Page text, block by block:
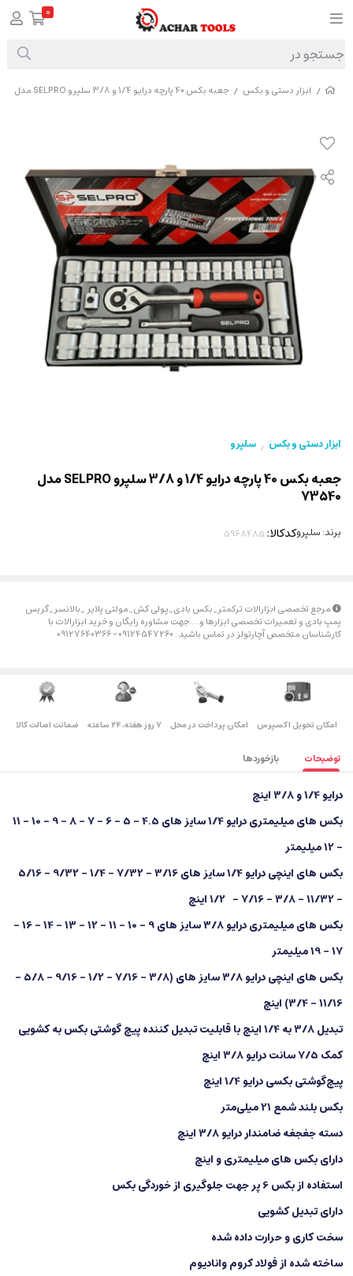
/ ابزار دستی و بکس / جعبه بکس 40 پارچه درایو 1/4 و 3/8 سلپرو SELPRO مدل 73540
ابزار دستی و بکس / سلپرو
جعبه بکس 40 پارچه درایو 1/4 و 3/8 سلپرو SELPRO مدل
73540
برند:سلپروکدکالا:
مرجع تخصصی ابزارالات ترکمتر_بکس بادی_پولی کش_مولتی پلایر _بالانسر_گریس
پمپ بادی و تعمیرات تخصصی ابزارها و….جهت مشاوره رایگان و خرید ابزارالات با
کارشناسان متخصص آچارتولز در تماس باشید . 09124547260 – 09127640366
اﻣﮑﺎن ﺗﺤﻮﯾﻞ اﮐﺴﭙﺮس امکان پرداخت در محل ۷ روز ﻫﻔﺘﻪ، ۲۴ ﺳﺎﻋﺘﻪ ضمانت اصالت کالا
توضیحات بازخوردها
درایو 1/4 و 3/8 اینچ
بکس های میلیمتری درایو 1/4 سایز های 4.5 – 5 – 6 – 7 – 8 – 9 – 10 – 11
– 12 میلیمتر
بکس های اینچی درایو 1/4 سایز های 3/16 – 7/32 – 1/4 – 9/32 – 5/16
– 11/32 – 3/8 – 7/16 – 1/2 اینچ
بکس های میلیمتری درایو 3/8 سایز های 9 - 10 - 11 - 12 - 13 - 14 - 16 -
17 - 19 میلیمتر
بکس های اینچی درایو 3/8 سایز های (3/8 – 7/16 – 1/2 – 9/16 – 5/8 –
11/16 – 3/4) اینچ
تبدیل 3/8 به 1/4 اینچ با قابلیت تبدیل کننده پیچ گوشتی بکس به کشویی
کمک 7/5 سانت درایو 3/8 اینچ
پیچ‌گوشتی بکسی درایو 1/4 اینچ
بکس بلند شمع 21 میلی‌متر
دسته جغجغه ضامندار درایو 3/8 اینچ
دارای بکس های میلیمتری و اینچ
استفاده از بکس 6 پر جهت جلوگیری از خوردگی بکس
دارای تبدیل کشویی
سخت کاری و حرارت داده شده
ساخته شده از فولاد کروم وانادیوم
0